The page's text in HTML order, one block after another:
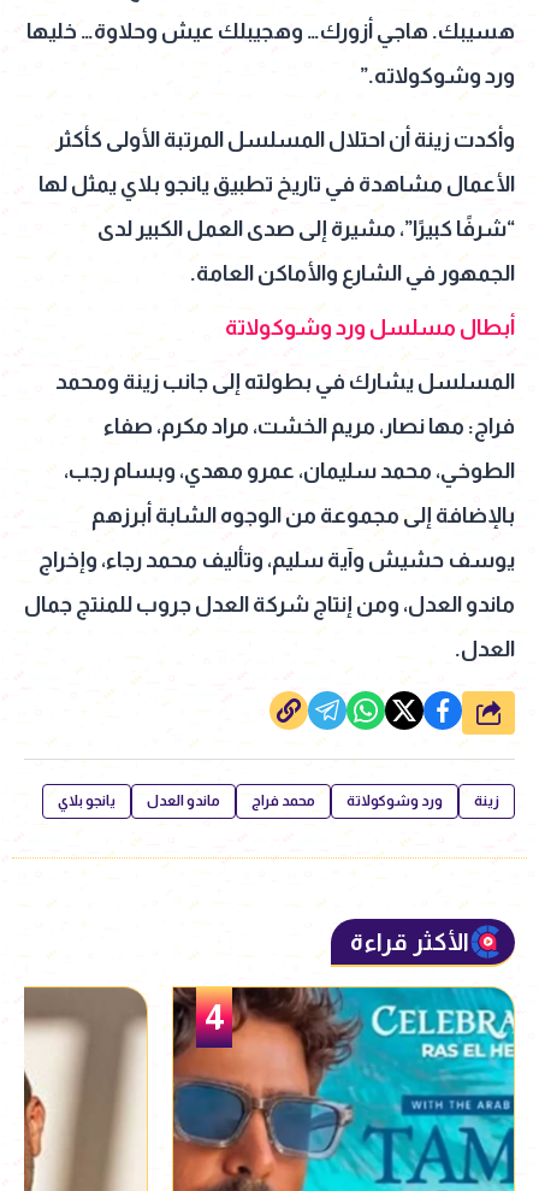
هسيبك. هاجي أزورك… وهجيبلك عيش وحلاوة… خليها
ورد وشوكولاته.”
وأكدت زينة أن احتلال المسلسل المرتبة الأولى كأكثر
الأعمال مشاهدة في تاريخ تطبيق يانجو بلاي يمثل لها
“شرفًا كبيرًا”، مشيرة إلى صدى العمل الكبير لدى
الجمهور في الشارع والأماكن العامة.
أبطال مسلسل ورد وشوكولاتة
المسلسل يشارك في بطولته إلى جانب زينة ومحمد
فراج: مها نصار، مريم الخشت، مراد مكرم، صفاء
الطوخي، محمد سليمان، عمرو مهدي، وبسام رجب،
بالإضافة إلى مجموعة من الوجوه الشابة أبرزهم
يوسف حشيش وآية سليم، وتأليف محمد رجاء، وإخراج
ماندو العدل، ومن إنتاج شركة العدل جروب للمنتج جمال
العدل.
شارك
زينة ورد وشوكولاتة محمد فراج ماندو العدل يانجو بلاي
الأكثر قراءة
5